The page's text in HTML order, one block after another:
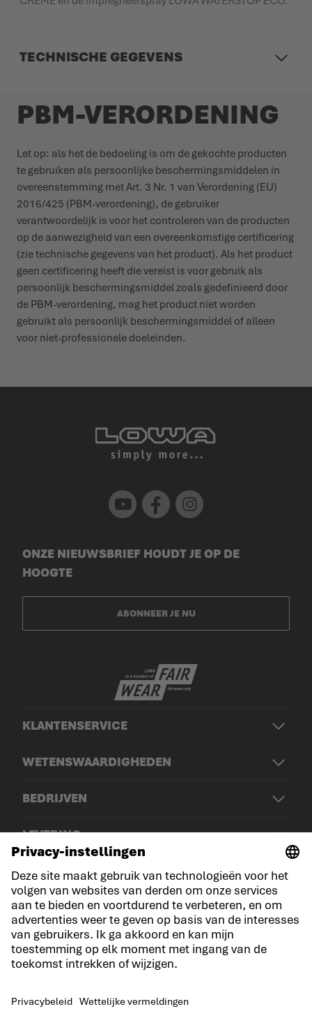
TECHNISCHE GEGEVENS
PBM-VERORDENING
Let op: als het de bedoeling is om de gekochte producten
te gebruiken als persoonlijke beschermingsmiddelen in
overeenstemming met Art. 3 Nr. 1 van Verordening (EU)
2016/425 (PBM-verordening), de gebruiker
verantwoordelijk is voor het controleren van de producten
op de aanwezigheid van een overeenkomstige certificering
(zie technische gegevens van het product). Als het product
geen certificering heeft die vereist is voor gebruik als
persoonlijk beschermingsmiddel zoals gedefinieerd door
de PBM-verordening, mag het product niet worden
gebruikt als persoonlijk beschermingsmiddel of alleen
voor niet-professionele doeleinden.
Youtube Facebook Instagram
KLANTENSERVICE
WETENSWAARDIGHEDEN
BEDRIJVEN
LEVERING
ONZE NIEUWSBRIEF HOUDT JE OP DE
HOOGTE
ABONNEER JE NU
© LOWA Sportschuhe GmbH
Aankondiging
Privacy